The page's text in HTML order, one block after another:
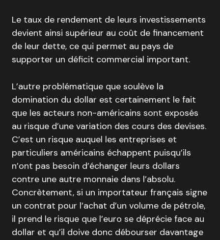
Le taux de rendement de leurs investissements
devient ainsi supérieur au coût de financement
de leur dette, ce qui permet au pays de
supporter un déficit commercial important.
L’autre problématique que soulève la
domination du dollar est certainement le fait
que les acteurs non-américains sont exposés
au risque d’une variation des cours des devises.
C’est un risque auquel les entreprises et
particuliers américains échappent puisqu’ils
n’ont pas besoin d’échanger leurs dollars
contre une autre monnaie dans l’absolu.
Concrètement, si un importateur français signe
un contrat pour l’achat d’un volume de pétrole,
il prend le risque que l’euro se déprécie face au
dollar et qu’il doive donc débourser davantage